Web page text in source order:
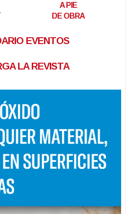
A PIE
DE OBRA
EVENTOS
LA REVISTA